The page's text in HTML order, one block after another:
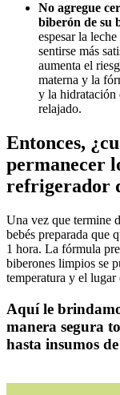
No agregue
biberón de su
espesar la
sentirse más
aumenta el
materna y la
y la hidratación
relajado.
Entonces,
permanecer
refrigerador
Una vez que termine
bebés preparada que
1 hora. La fórmula
biberones limpios se
temperatura y el lugar
Aquí le
manera segura
hasta insumos